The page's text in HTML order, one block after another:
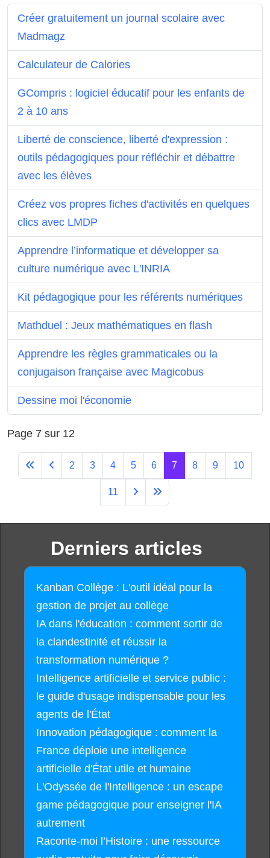
Créer gratuitement un journal scolaire avec
Madmagz
Calculateur de Calories
GCompris : logiciel éducatif pour les enfants de
2 à 10 ans
Liberté de conscience, liberté d'expression :
outils pédagogiques pour réfléchir et débattre
avec les élèves
Créez vos propres fiches d'activités en quelques
clics avec LMDP
Apprendre l’informatique et développer sa
culture numérique avec L'INRIA
Kit pédagogique pour les référents numériques
Mathduel : Jeux mathématiques en flash
Apprendre les règles grammaticales ou la
conjugaison française avec Magicobus
Dessine moi l'économie
Page 7 sur 12
2 3 4 5 6 7 8 9 10
11
Derniers articles
Kanban Collège : L'outil idéal pour la
gestion de projet au collège
IA dans l'éducation : comment sortir de
la clandestinité et réussir la
transformation numérique ?
Intelligence artificielle et service public :
le guide d'usage indispensable pour les
agents de l'État
Innovation pédagogique : comment la
France déploie une intelligence
artificielle d'État utile et humaine
L'Odyssée de l'Intelligence : un escape
game pédagogique pour enseigner l'IA
autrement
Raconte-moi l’Histoire : une ressource